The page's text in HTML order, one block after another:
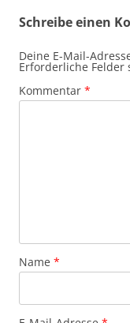
Schreibe einen
Deine E-Mail-
Erforderliche Felder
Kommentar *
Name *